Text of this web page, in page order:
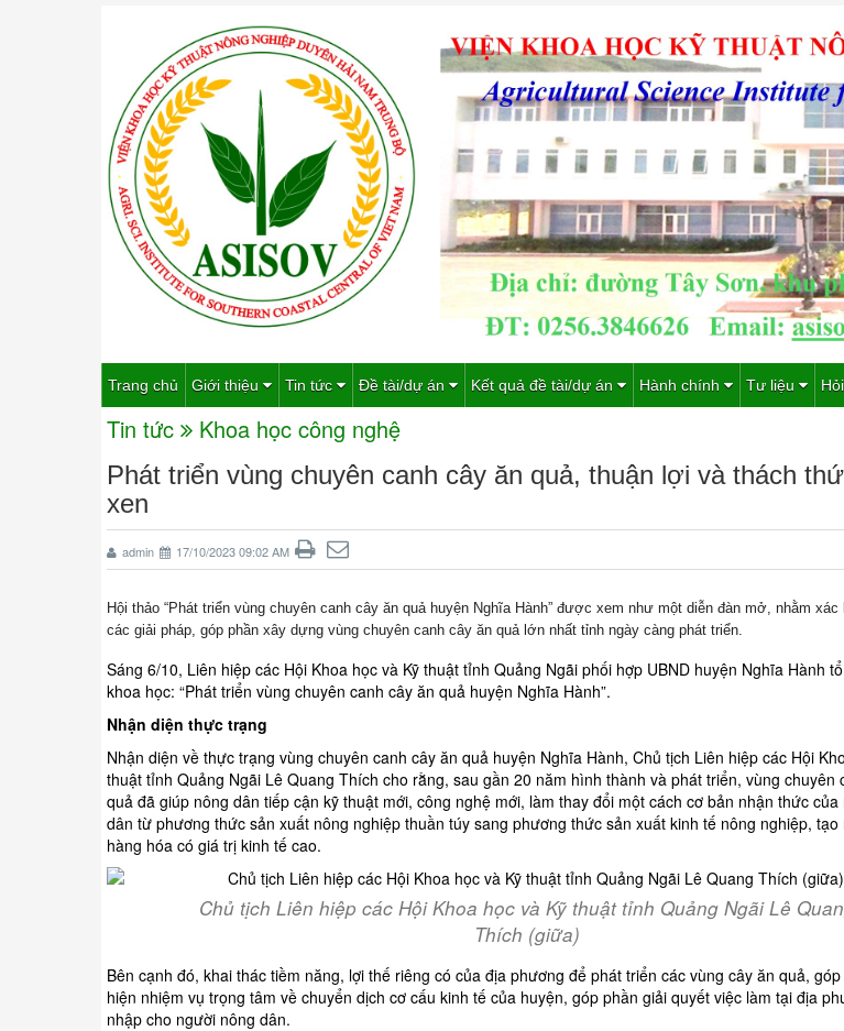
Trang chủ Giới thiệu Tin tức Đề tài/dự án Kết quả đề tài/dự án Hành chính Tư liệu
Tin tức Khoa học công nghệ
Phát triển vùng chuyên canh cây ăn quả, thuận lợi và thách
xen
admin 17/10/2023 09:02 AM
Hội thảo “Phát triển vùng chuyên canh cây ăn quả huyện Nghĩa Hành” được xem như một diễn đàn mở, nhằm xác
các giải pháp, góp phần xây dựng vùng chuyên canh cây ăn quả lớn nhất tỉnh ngày càng phát triển.
Sáng 6/10, Liên hiệp các Hội Khoa học và Kỹ thuật tỉnh Quảng Ngãi phối hợp UBND huyện Nghĩa Hành
khoa học: “Phát triển vùng chuyên canh cây ăn quả huyện Nghĩa Hành”.
Nhận diện thực trạng
Nhận diện về thực trạng vùng chuyên canh cây ăn quả huyện Nghĩa Hành, Chủ tịch Liên hiệp các Hội
thuật tỉnh Quảng Ngãi Lê Quang Thích cho rằng, sau gần 20 năm hình thành và phát triển, vùng chuyên
quả đã giúp nông dân tiếp cận kỹ thuật mới, công nghệ mới, làm thay đổi một cách cơ bản nhận thức của
dân từ phương thức sản xuất nông nghiệp thuần túy sang phương thức sản xuất kinh tế nông nghiệp, tạo
hàng hóa có giá trị kinh tế cao.
Chủ tịch Liên hiệp các Hội Khoa học và Kỹ thuật tỉnh Quảng Ngãi Lê
Thích (giữa)
Bên cạnh đó, khai thác tiềm năng, lợi thế riêng có của địa phương để phát triển các vùng cây ăn quả,
hiện nhiệm vụ trọng tâm về chuyển dịch cơ cấu kinh tế của huyện, góp phần giải quyết việc làm tại địa
nhập cho người nông dân.